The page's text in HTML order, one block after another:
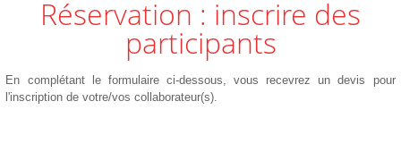
Réservation : inscrire des
participants
En complétant le formulaire ci-dessous, vous recevrez un devis pour
l'inscription de votre/vos collaborateur(s).